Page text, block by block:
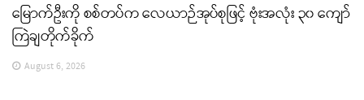
မြောက်ဦးကို စစ်တပ်က လေယာဉ်အုပ်စုဖြင့် ဗုံးအလုံး ၃၀ ကျော်
ကြဲချတိုက်ခိုက်
August 6, 2026